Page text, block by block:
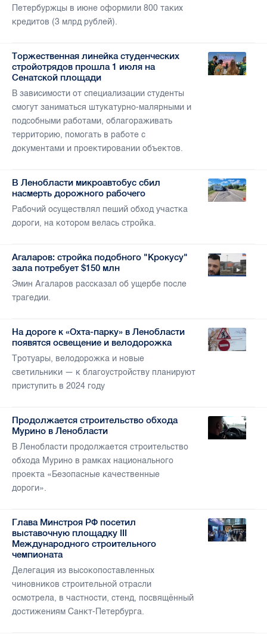
Петербуржцы в июне оформили 800 таких
кредитов (3 млрд рублей).
Торжественная линейка студенческих
стройотрядов прошла 1 июля на
Сенатской площади
В зависимости от специализации студенты
смогут заниматься штукатурно-малярными и
подсобными работами, облагораживать
территорию, помогать в работе с
документами и проектировании объектов.
В Ленобласти микроавтобус сбил
насмерть дорожного рабочего
Рабочий осуществлял пеший обход участка
дороги, на котором велась стройка.
Агаларов: стройка подобного "Крокусу"
зала потребует $150 млн
Эмин Агаларов рассказал об ущербе после
трагедии.
На дороге к «Охта-парку» в Ленобласти
появятся освещение и велодорожка
Тротуары, велодорожка и новые
светильники — к благоустройству планируют
приступить в 2024 году
Продолжается строительство обхода
Мурино в Ленобласти
В Ленобласти продолжается строительство
обхода Мурино в рамках национального
проекта «Безопасные качественные
дороги».
Глава Минстроя РФ посетил
выставочную площадку III
Международного строительного
чемпионата
Делегация из высокопоставленных
чиновников строительной отрасли
осмотрела, в частности, стенд, посвящённый
достижениям Санкт-Петербурга.